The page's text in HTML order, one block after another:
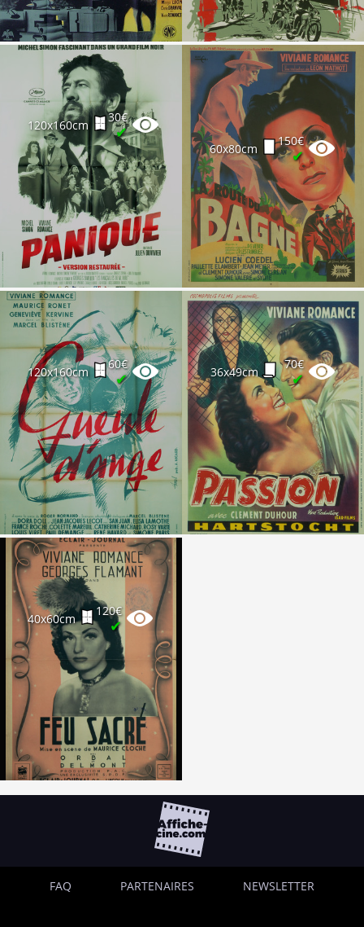
120x160cm
30€
✔
60x80cm
150€
✔
120x160cm
60€
✔ 36x49cm
70€
✔
40x60cm
120€
✔
FAQ PARTENAIRES NEWSLETTER